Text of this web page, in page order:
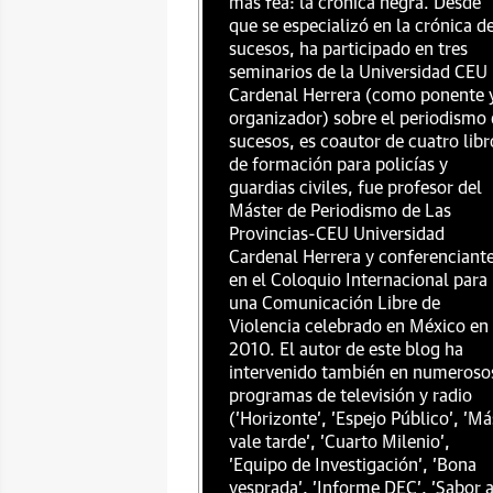
que se especializó en la crónica
sucesos, ha participado en tres
seminarios de la Universidad CEU
Cardenal Herrera (como ponente
organizador) sobre el periodismo
sucesos, es coautor de cuatro
de formación para policías y
guardias civiles, fue profesor del
Máster de Periodismo de Las
Provincias-CEU Universidad
Cardenal Herrera y
en el Coloquio Internacional para
una Comunicación Libre de
Violencia celebrado en México en
2010. El autor de este blog ha
intervenido también en
programas de televisión y radio
('Horizonte', 'Espejo Público',
vale tarde', 'Cuarto Milenio',
'Equipo de Investigación', 'Bona
vesprada', 'Informe DEC', 'Sabor a